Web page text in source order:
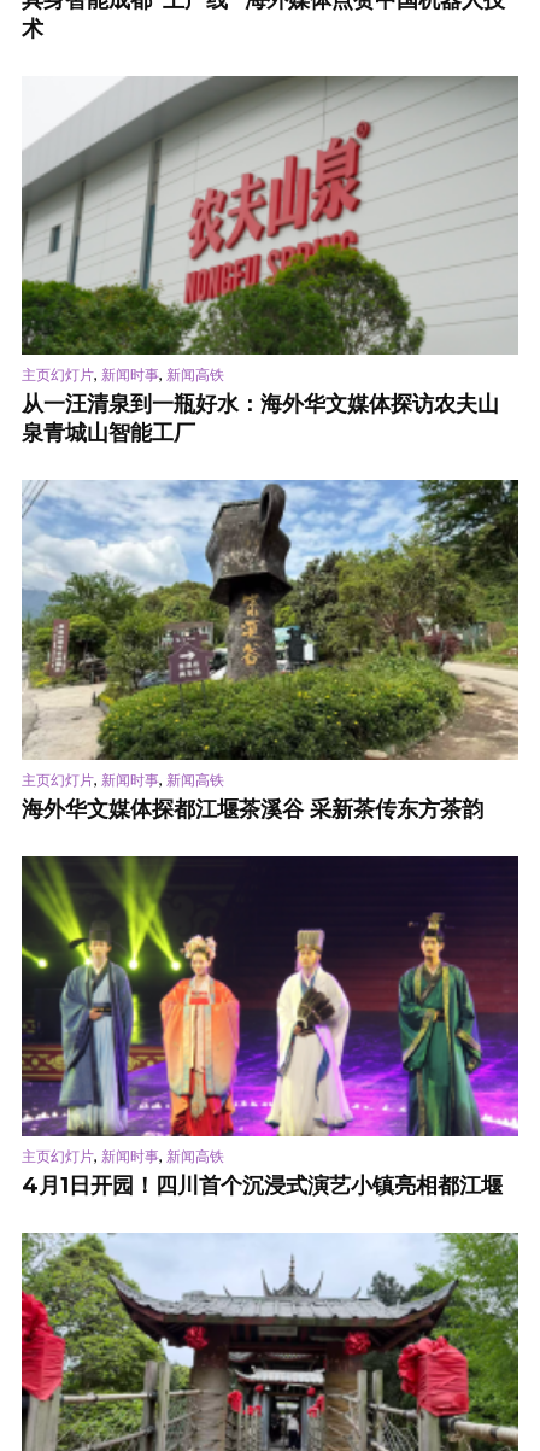
术
主页幻灯片, 新闻时事, 新闻高铁
从一汪清泉到一瓶好水：海外华文媒体探访农夫山
泉青城山智能工厂
主页幻灯片, 新闻时事, 新闻高铁
海外华文媒体探都江堰茶溪谷 采新茶传东方茶韵
主页幻灯片, 新闻时事, 新闻高铁
4月1日开园！四川首个沉浸式演艺小镇亮相都江堰